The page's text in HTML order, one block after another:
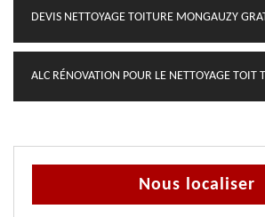
DEVIS NETTOYAGE TOITURE MONGAUZY
ALC RÉNOVATION POUR LE NETTOYAGE TOIT
Nous localiser